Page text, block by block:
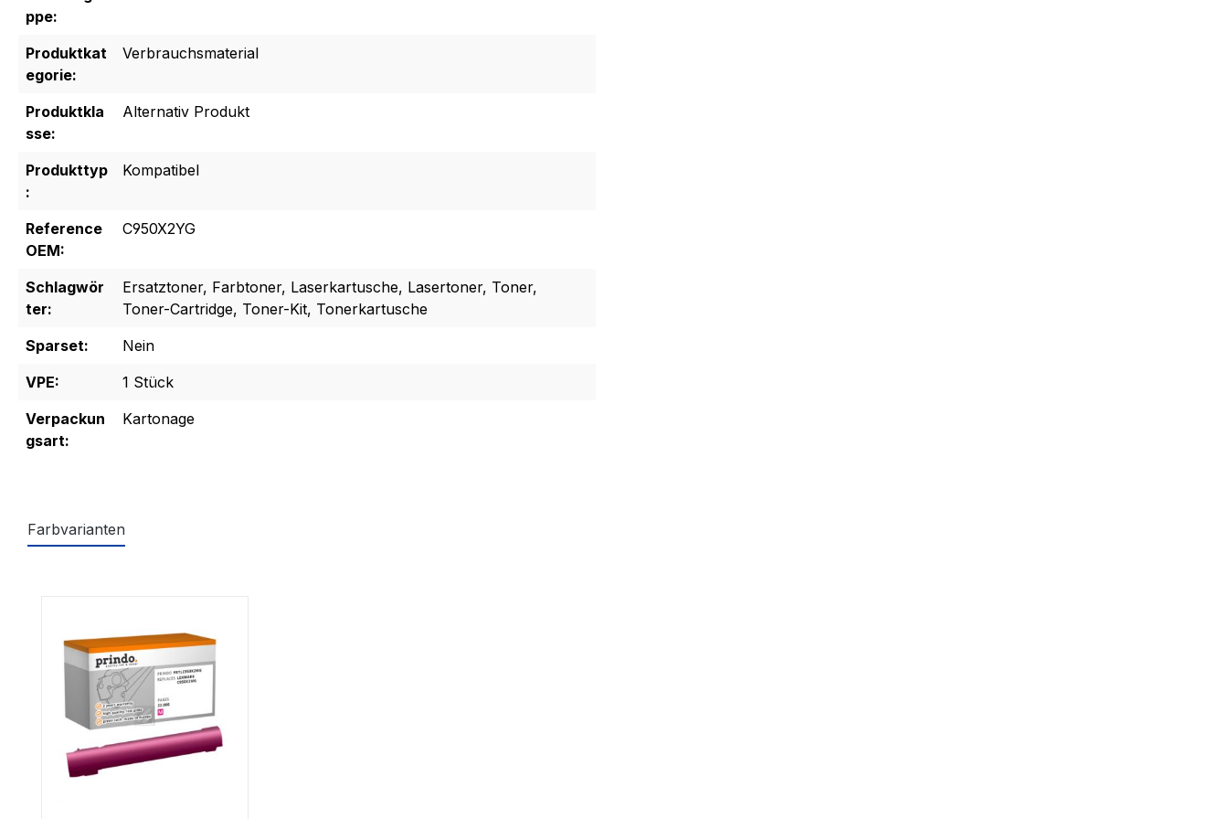
ppe:
Produktkat
egorie:
Verbrauchsmaterial
Produktkla
sse:
Alternativ Produkt
Produkttyp
:
Kompatibel
Reference
OEM:
C950X2YG
Schlagwör
ter:
Ersatztoner, Farbtoner, Laserkartusche, Lasertoner, Toner,
Toner-Cartridge, Toner-Kit, Tonerkartusche
Sparset:
Nein
VPE:
1 Stück
Verpackun
gsart:
Kartonage
Farbvarianten